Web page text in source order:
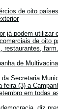
de oito
já podem utilizar
de oito
de
Secretaria
feira (3) a
em todas